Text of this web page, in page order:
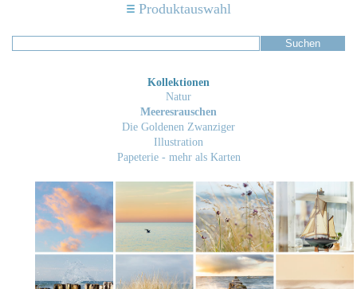
Produktauswahl
Kollektionen
Natur
Meeresrauschen
Die Goldenen Zwanziger
Illustration
Papeterie - mehr als Karten